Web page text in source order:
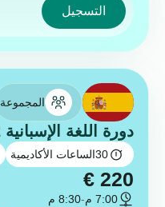
التسجيل
المجموعة
دورة اللغة الإسبانية A1.2 للمبتدئين
30الساعات الأكاديمية
€ 220
7:00 م -8:30 م